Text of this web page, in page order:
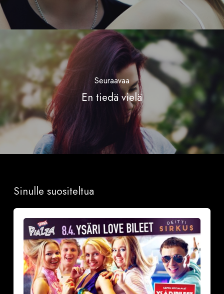
Seuraavaa
En tiedä vielä
Sinulle suositeltua
VOITA
8hlön
luxushuvila
Tahkolla
sinun